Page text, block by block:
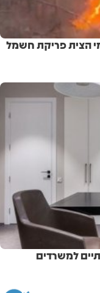
הצית פריקת חשמל
למשרדים